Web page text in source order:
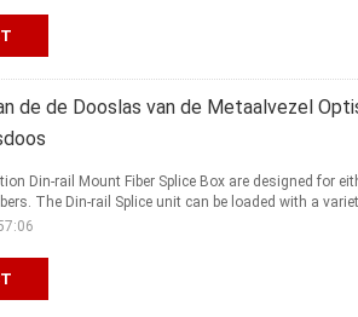
de de Dooslas van de Metaalvezel
Din-rail Mount Fiber Splice Box are designed for
The Din-rail Splice unit can be loaded with a